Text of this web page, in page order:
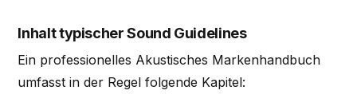
Inhalt typischer Sound Guidelines
Ein professionelles Akustisches Markenhandbuch
umfasst in der Regel folgende Kapitel: